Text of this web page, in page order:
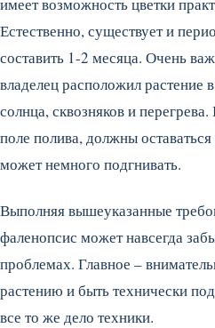
Естественно, существует и
составить 1-2 месяца. Очень
владелец расположил растение
солнца, сквозняков и
поле полива, должны
может немного подгнивать.
Выполняя вышеуказанные
фаленопсис может навсегда
проблемах. Главное –
растению и быть технически
все то же дело техники.